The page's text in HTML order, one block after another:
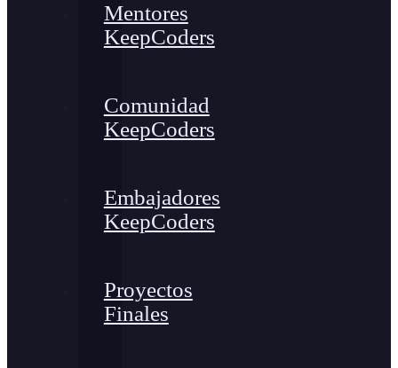
Mentores
KeepCoders
Comunidad
KeepCoders
Embajadores
KeepCoders
Proyectos
Finales